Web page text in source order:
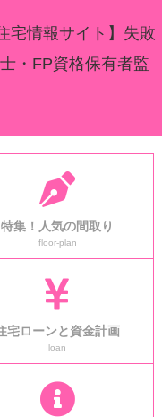
宅情報サイト】失敗
・FP資格保有者監
特集！人気の間取り
floor-plan
宅ローンと資金計画
loan